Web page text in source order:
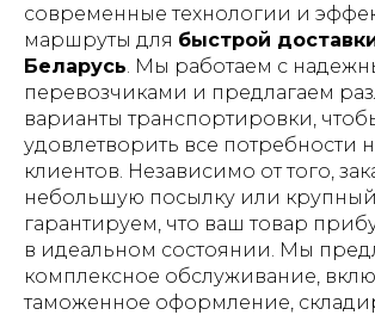
современные технологии и
маршруты для быстрой
Беларусь. Мы работаем с
перевозчиками и предлагаем
варианты транспортировки,
удовлетворить все потребности
клиентов. Независимо от того,
небольшую посылку или
гарантируем, что ваш товар
в идеальном состоянии. Мы
комплексное обслуживание,
таможенное оформление,